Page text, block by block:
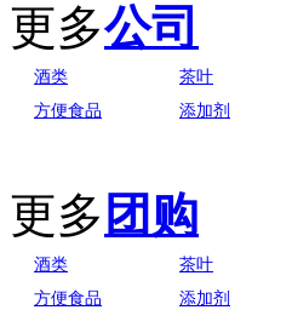
更多公司
酒类 茶叶
方便食品
添加剂
更多 团购
酒类 茶叶
方便食品
添加剂